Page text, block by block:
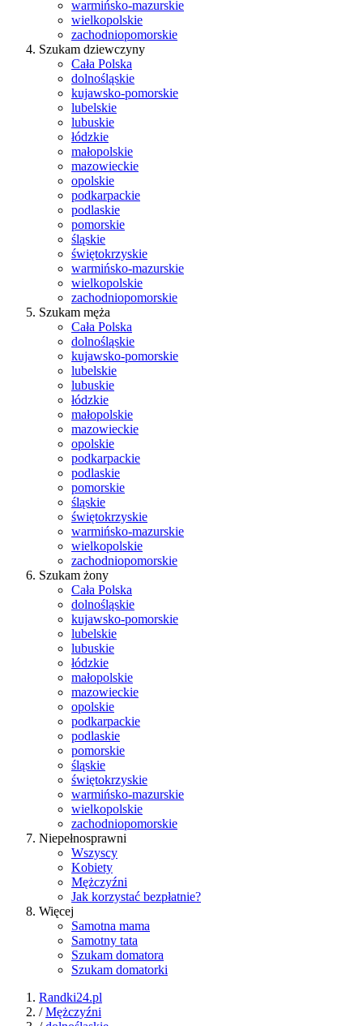
warmińsko-mazurskie
wielkopolskie
zachodniopomorskie
Szukam dziewczyny
Cała Polska
dolnośląskie
kujawsko-pomorskie
lubelskie
lubuskie
łódzkie
małopolskie
mazowieckie
opolskie
podkarpackie
podlaskie
pomorskie
śląskie
świętokrzyskie
warmińsko-mazurskie
wielkopolskie
zachodniopomorskie
Szukam męża
Cała Polska
dolnośląskie
kujawsko-pomorskie
lubelskie
lubuskie
łódzkie
małopolskie
mazowieckie
opolskie
podkarpackie
podlaskie
pomorskie
śląskie
świętokrzyskie
warmińsko-mazurskie
wielkopolskie
zachodniopomorskie
Szukam żony
Cała Polska
dolnośląskie
kujawsko-pomorskie
lubelskie
lubuskie
łódzkie
małopolskie
mazowieckie
opolskie
podkarpackie
podlaskie
pomorskie
śląskie
świętokrzyskie
warmińsko-mazurskie
wielkopolskie
zachodniopomorskie
Niepełnosprawni
Wszyscy
Kobiety
Mężczyźni
Jak korzystać bezpłatnie?
Więcej
Samotna mama
Samotny tata
Szukam domatora
Szukam domatorki
Randki24.pl
/Mężczyźni